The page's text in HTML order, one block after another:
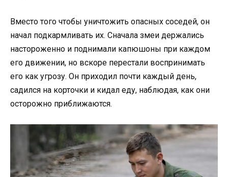
Вместо того чтобы уничтожить опасных соседей, он
начал подкармливать их. Сначала змеи держались
настороженно и поднимали капюшоны при каждом
его движении, но вскоре перестали воспринимать
его как угрозу. Он приходил почти каждый день,
садился на корточки и кидал еду, наблюдая, как они
осторожно приближаются.